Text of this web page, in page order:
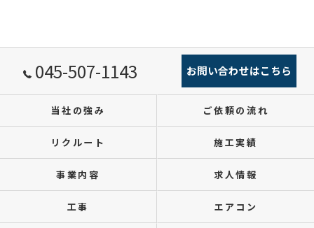
045-507-1143 お問い合わせはこちら
当社の強み ご依頼の流れ
リクルート 施工実績
事業内容 求人情報
工事 エアコン